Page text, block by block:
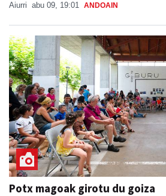
Aiurri abu 09, 19:01 ANDOAIN
Potx magoak girotu du goiza